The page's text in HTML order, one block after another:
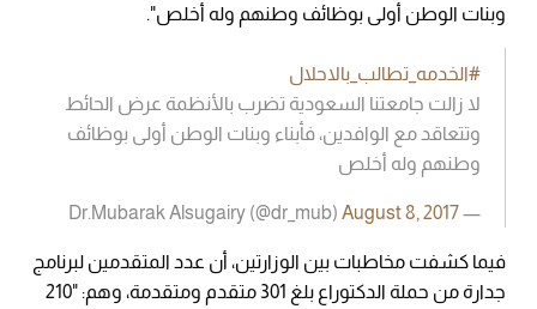
وبنات الوطن أولى بوظائف وطنهم وله أخلص".
#الخدمه_تطالب_بالاحلال
لا زالت جامعتنا السعودية تضرب بالأنظمة عرض الحائط
وتتعاقد مع الوافدين، فأبناء وبنات الوطن أولى بوظائف
وطنهم وله أخلص
— Dr.Mubarak Alsugairy (@dr_mub)
August 8, 2017
فيما كشفت مخاطبات بين الوزارتين، أن عدد المتقدمين لبرنامج
جدارة من حملة الدكتوراع بلغ 301 متقدم ومتقدمة، وهم: "210